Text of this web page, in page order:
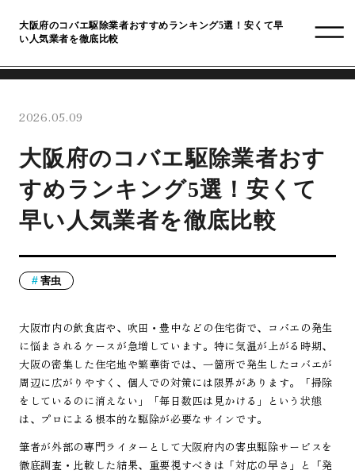
大阪府のコバエ駆除業者おすすめランキング5選！安くて早
い人気業者を徹底比較
2026.05.09
大阪府のコバエ駆除業者おす
すめランキング5選！安くて
早い人気業者を徹底比較
害虫
大阪市内の飲食店や、吹田・豊中などの住宅街で、コバエの発生
に悩まされるケースが急増しています。特に気温が上がる時期、
大阪の密集した住宅地や繁華街では、一箇所で発生したコバエが
周辺に広がりやすく、個人での対策には限界があります。「掃除
をしているのに消えない」「毎日数匹は見かける」という状態
は、プロによる根本的な駆除が必要なサインです。
筆者が外部の専門ライターとして大阪府内の害虫駆除サービスを
徹底調査・比較した結果、重要視すべきは「対応の早さ」と「発